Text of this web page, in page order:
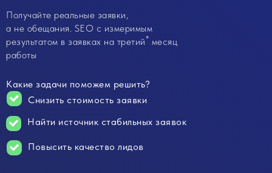
Какие задачи поможем решить?
Повысить качество лидов
Найти источник стабильных заявок
Снизить стоимость заявки
Получайте реальные заявки,
а не обещания. SEO с измеримым
результатом в заявках на третий* месяц
работы